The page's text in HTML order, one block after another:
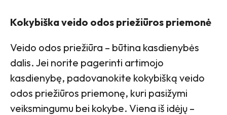
Kokybiška veido odos priežiūros priemonė
Veido odos priežiūra – būtina kasdienybės
dalis. Jei norite pagerinti artimojo
kasdienybę, padovanokite kokybišką veido
odos priežiūros priemonę, kuri pasižymi
veiksmingumu bei kokybe. Viena iš idėjų –